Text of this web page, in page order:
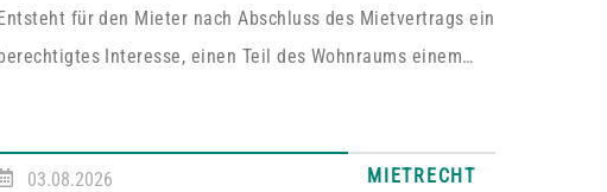
für den Mieter nach Abschluss des Mietvertrags ein
Interesse, einen Teil des Wohnraums einem
mehrere Mieter vermietet, genügt es für einen Anspruch
03.08.2026 MIETRECHT